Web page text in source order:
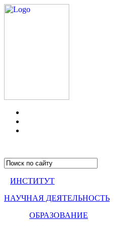
ИНСТИТУТ
НАУЧНАЯ ДЕЯТЕЛЬНОСТЬ
ОБРАЗОВАНИЕ